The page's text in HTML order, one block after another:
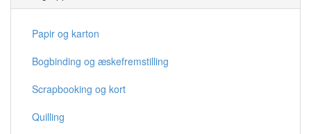
Papir og karton
Bogbinding og æskefremstilling
Scrapbooking og kort
Quilling